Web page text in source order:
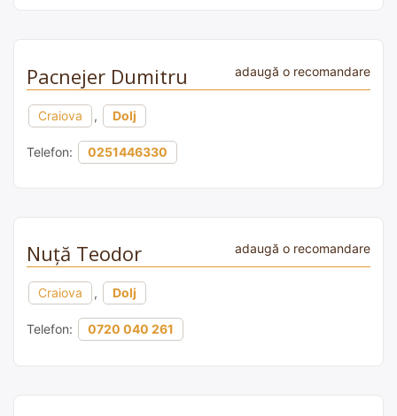
Pacnejer Dumitru adaugă o recomandare
Craiova , Dolj
Telefon: 0251446330
Nuță Teodor adaugă o recomandare
Craiova , Dolj
Telefon: 0720 040 261